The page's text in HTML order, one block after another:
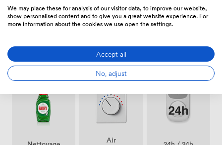
commerces pour vos achats de dernière minute, et
d'hôtels pour héberger vos collaborateurs ou clients
l'organisation de vos événements professionnels et le
quotidien de vos équipes.
1000/mois · 18 sqm
Équipements
Air
We may place these for analysis of our visitor data, to improve our website,
show personalised content and to give you a great website experience. For
more information about the cookies we use open the settings.
Accept all
No, adjust